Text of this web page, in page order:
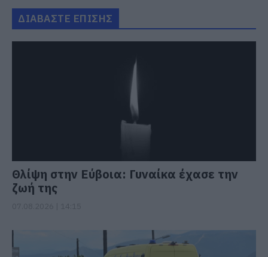
ΔΙΑΒΑΣΤΕ ΕΠΙΣΗΣ
Θλίψη στην Εύβοια: Γυναίκα έχασε την
ζωή της